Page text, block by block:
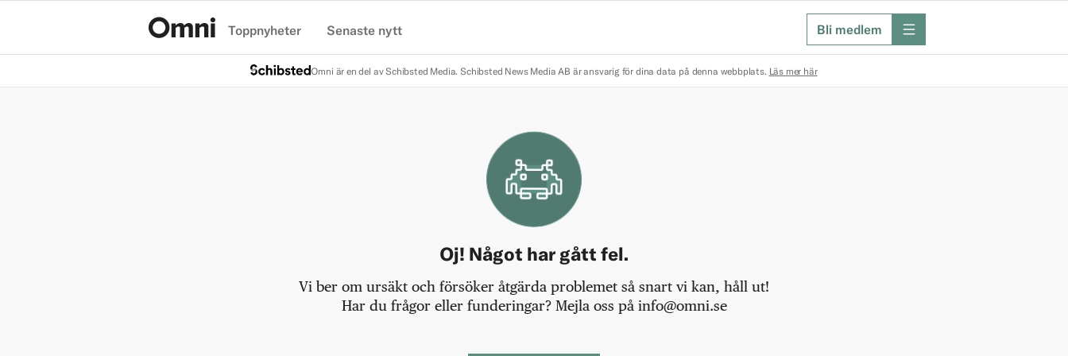
Toppnyheter Senaste nytt Bli medlem meny
Omni är en del av Schibsted Media. Schibsted News Media AB är ansvarig för dina data på denna webbplats. Läs mer här
Oj! Något har gått fel.
Vi ber om ursäkt och försöker åtgärda problemet så snart vi kan, håll ut!
Har du frågor eller funderingar? Mejla oss på info@omni.se